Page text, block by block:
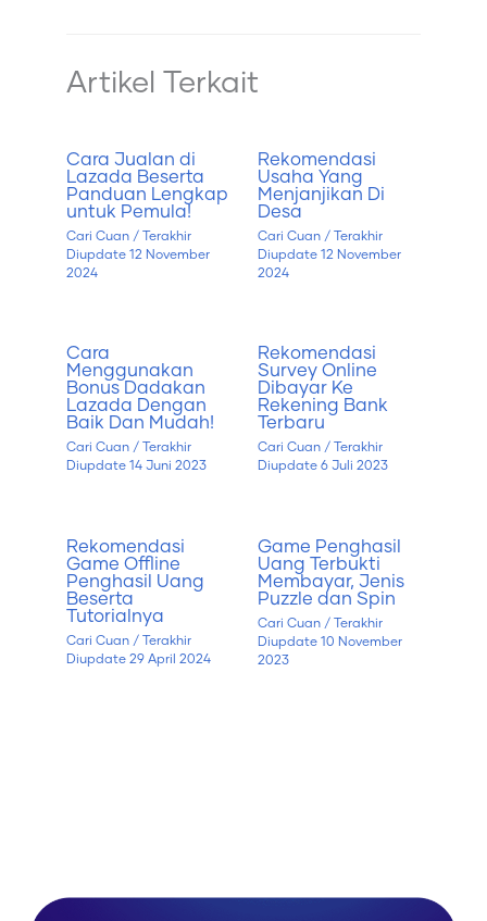
Artikel Terkait
Cara Jualan di
Lazada Beserta
Panduan Lengkap
untuk Pemula!
Cari Cuan / Terakhir
Diupdate 12 November
2024
Rekomendasi
Usaha Yang
Menjanjikan Di
Desa
Cari Cuan/ Terakhir
Diupdate12 November
2024
Cara
Menggunakan
Bonus Dadakan
Lazada Dengan
Baik Dan Mudah!
Cari Cuan / Terakhir
Diupdate 14 Juni 2023
Rekomendasi
Survey Online
Dibayar Ke
Rekening Bank
Terbaru
Cari Cuan/ Terakhir
Diupdate6 Juli 2023
Rekomendasi
Game Offline
Penghasil Uang
Beserta
Tutorialnya
Cari Cuan / Terakhir
Diupdate 29 April 2024
Game Penghasil
Uang Terbukti
Membayar, Jenis
Puzzle dan Spin
Cari Cuan/ Terakhir
Diupdate10 November
2023